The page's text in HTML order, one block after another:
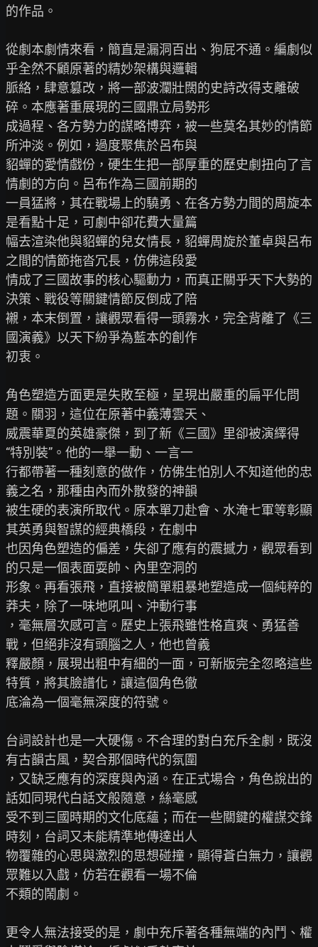
的作品。
從劇本劇情來看，簡直是漏洞百出、狗屁不通。編劇似
乎全然不顧原著的精妙架構與邏輯
脈絡，肆意篡改，將一部波瀾壯闊的史詩改得支離破
碎。本應著重展現的三國鼎立局勢形
成過程、各方勢力的謀略博弈，被一些莫名其妙的情節
所沖淡。例如，過度聚焦於呂布與
貂蟬的愛情戲份，硬生生把一部厚重的歷史劇扭向了言
情劇的方向。呂布作為三國前期的
一員猛將，其在戰場上的驍勇、在各方勢力間的周旋本
是看點十足，可劇中卻花費大量篇
幅去渲染他與貂蟬的兒女情長，貂蟬周旋於董卓與呂布
之間的情節拖沓冗長，仿佛這段愛
情成了三國故事的核心驅動力，而真正關乎天下大勢的
決策、戰役等關鍵情節反倒成了陪
襯，本末倒置，讓觀眾看得一頭霧水，完全背離了《三
國演義》以天下紛爭為藍本的創作
初衷。
角色塑造方面更是失敗至極，呈現出嚴重的扁平化問
題。關羽，這位在原著中義薄雲天、
威震華夏的英雄豪傑，到了新《三國》里卻被演繹得
“特別裝”。他的一舉一動、一言一
行都帶著一種刻意的做作，仿佛生怕別人不知道他的忠
義之名，那種由內而外散發的神韻
被生硬的表演所取代。原本單刀赴會、水淹七軍等彰顯
其英勇與智謀的經典橋段，在劇中
也因角色塑造的偏差，失卻了應有的震撼力，觀眾看到
的只是一個表面耍帥、內里空洞的
形象。再看張飛，直接被簡單粗暴地塑造成一個純粹的
莽夫，除了一味地吼叫、沖動行事
，毫無層次感可言。歷史上張飛雖性格直爽、勇猛善
戰，但絕非沒有頭腦之人，他也曾義
釋嚴顏，展現出粗中有細的一面，可新版完全忽略這些
特質，將其臉譜化，讓這個角色徹
底淪為一個毫無深度的符號。
台詞設計也是一大硬傷。不合理的對白充斥全劇，既沒
有古韻古風，契合那個時代的氛圍
，又缺乏應有的深度與內涵。在正式場合，角色說出的
話如同現代白話文般隨意，絲毫感
受不到三國時期的文化底蘊；而在一些關鍵的權謀交鋒
時刻，台詞又未能精準地傳達出人
物覆雜的心思與激烈的思想碰撞，顯得蒼白無力，讓觀
眾難以入戲，仿若在觀看一場不倫
不類的鬧劇。
更令人無法接受的是，劇中充斥著各種無端的內鬥、權